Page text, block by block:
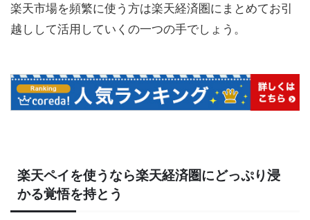
楽天市場を頻繁に使う方は楽天経済圏にまとめてお引
越しして活用していくの一つの手でしょう。
楽天ペイを使うなら楽天経済圏にどっぷり浸
かる覚悟を持とう